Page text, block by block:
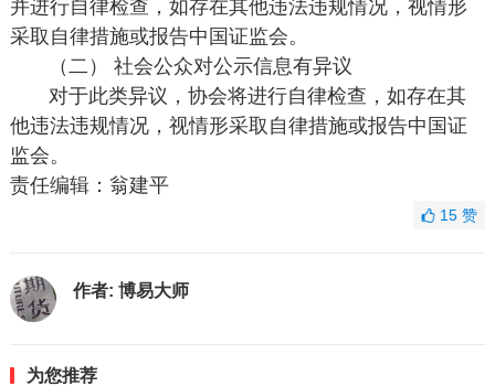
并进行自律检查，如存在其他违法违规情况，视情形
采取自律措施或报告中国证监会。
（二） 社会公众对公示信息有异议
对于此类异议，协会将进行自律检查，如存在其
他违法违规情况，视情形采取自律措施或报告中国证
监会。
责任编辑：翁建平
15赞
作者: 博易大师
为您推荐